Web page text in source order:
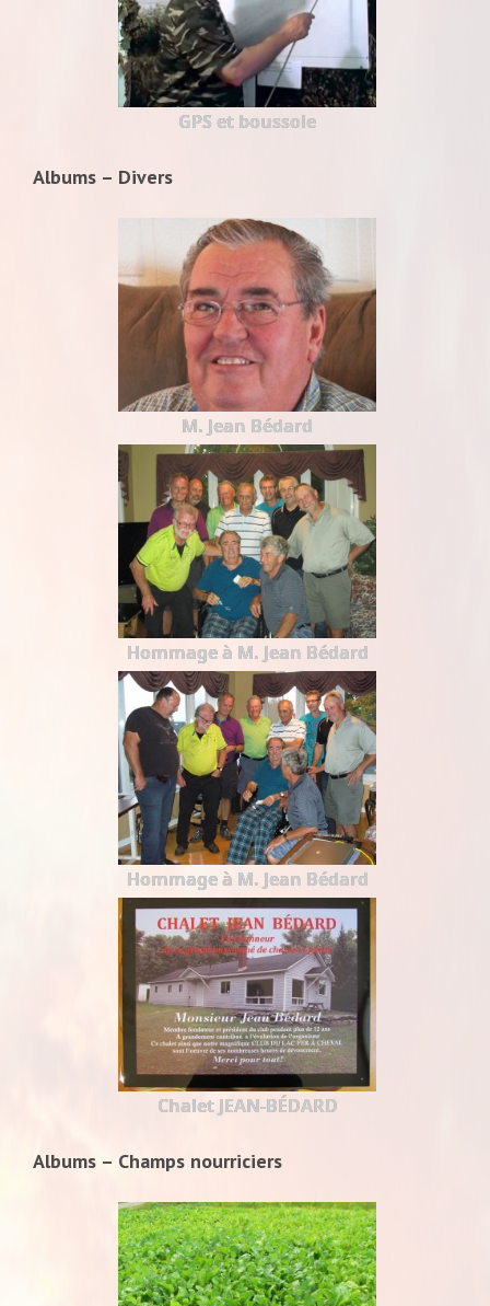
GPS et boussole
Albums – Divers
M. Jean Bédard
Hommage à M. Jean Bédard
Hommage à M. Jean Bédard
Chalet JEAN-BÉDARD
Albums – Champs nourriciers